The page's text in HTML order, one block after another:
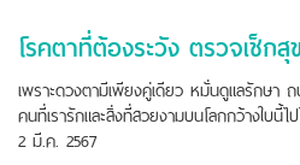
โรคตาที่ต้องระวัง ตรวจเช็ก
เพราะดวงตามีเพียงคู่เดียว​ หมั่นดูแลรักษา​
คนที่เรารักและสิ่งที่สวยงามบนโลกกว้างใบนี้
2 มี.ค. 2567